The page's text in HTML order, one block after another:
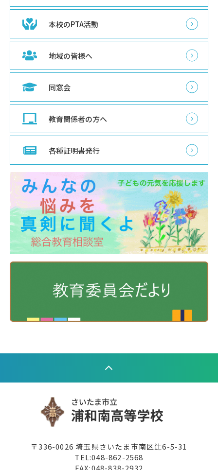
本校のPTA活動
地域の皆様へ
同窓会
教育関係者の方へ
各種証明書発行
〒336-0026 埼玉県さいたま市南区辻6-5-31
TEL:048-862-2568
FAX:048-838-2932